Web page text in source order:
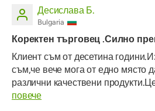
Десислава Б.
Bulgaria
Коректен търговец .Силно
Клиент съм от десетина
съм,че вече мога от едно място
различни качествени
повече